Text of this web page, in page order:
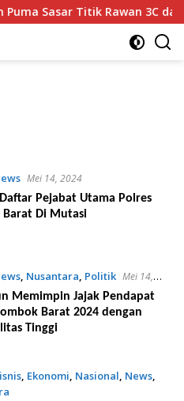
Titik Rawan 3C dan
Mei 14, 2024
Pejabat Utama Polres
Barat Di Mutasi
, Nusantara Politik Mei 14,
Memimpin Jajak Pendapat
Barat 2024 dengan
Tinggi
, Ekonomi Nasional News,